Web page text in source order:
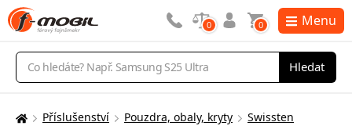
Vyhledávání
Hledat
0 0 Menu
Zde
Příslušenství Pouzdra, obaly, kryty Swissten